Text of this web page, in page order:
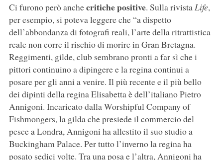
Ci furono però anchecritiche positive. Sulla rivistaLife,
per esempio, si poteva leggere che “a dispetto
dell’abbondanza di fotografi reali, l’arte della ritrattistica
reale non corre il rischio di morire in Gran Bretagna.
Reggimenti, gilde, club sembrano pronti a far sì che i
pittori continuino a dipingere e la regina continui a
posare per gli anni a venire. Il più recente e il più bello
dei dipinti della regina Elisabetta è dell’italiano Pietro
Annigoni. Incaricato dalla Worshipful Company of
Fishmongers, la gilda che presiede il commercio del
pesce a Londra, Annigoni ha allestito il suo studio a
Buckingham Palace. Per tutto l’inverno la regina ha
posato sedici volte. Tra una posa e l’altra, Annigoni ha